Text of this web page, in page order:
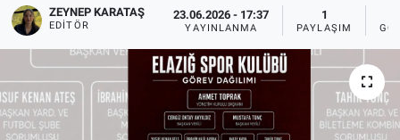
ZEYNEP KARATAŞ
EDITÖR
23.06.2026 - 17:37
YAYINLANMA
1
PAYLAŞIM
Yaşam